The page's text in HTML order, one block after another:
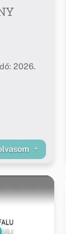
2026.